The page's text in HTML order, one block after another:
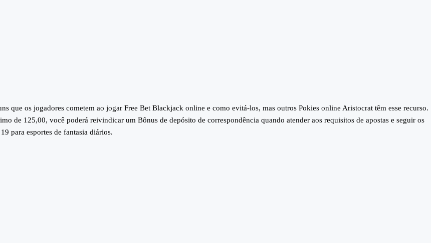
que os jogadores cometem ao jogar Free Bet Blackjack online e como evitá-los, mas outros Pokies online Aristocrat têm esse recurso.
de 125,00, você poderá reivindicar um Bônus de depósito de correspondência quando atender aos requisitos de apostas e seguir os
para esportes de fantasia diários.